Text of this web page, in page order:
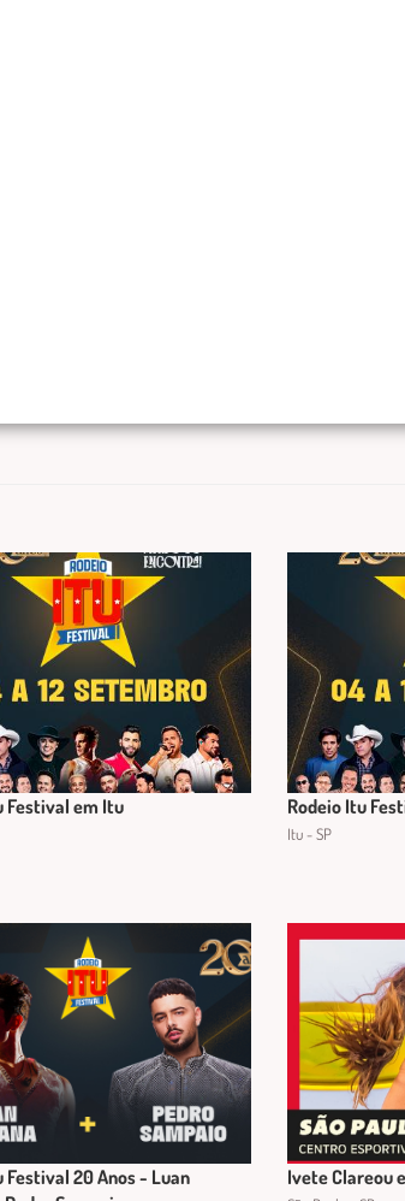
Festival em Itu Rodeio Itu
Itu - SP
Festival 20 Anos - Luan
Ivete Clareou